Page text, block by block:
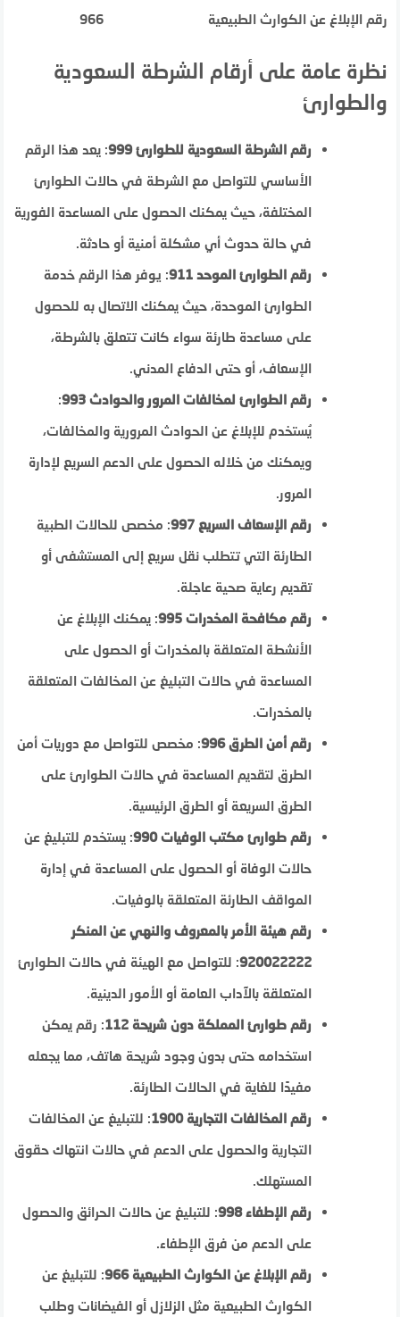
رقم الإبلاغ عن الكوارث الطبيعية 966
نظرة عامة على أرقام الشرطة السعودية
والطوارئ
رقم الشرطة السعودية للطوارئ 999
: يعد هذا الرقم
الأساسي للتواصل مع الشرطة في حالات الطوارئ
المختلفة، حيث يمكنك الحصول على المساعدة الفورية
في حالة حدوث أي مشكلة أمنية أو حادثة.
رقم الطوارئ الموحد 911
: يوفر هذا الرقم خدمة
الطوارئ الموحدة، حيث يمكنك الاتصال به للحصول
على مساعدة طارئة سواء كانت تتعلق بالشرطة،
الإسعاف، أو حتى الدفاع المدني.
رقم الطوارئ لمخالفات المرور والحوادث 993
:
يُستخدم للإبلاغ عن الحوادث المرورية والمخالفات،
ويمكنك من خلاله الحصول على الدعم السريع لإدارة
المرور.
رقم الإسعاف السريع 997
: مخصص للحالات الطبية
الطارئة التي تتطلب نقل سريع إلى المستشفى أو
تقديم رعاية صحية عاجلة.
رقم مكافحة المخدرات 995
: يمكنك الإبلاغ عن
الأنشطة المتعلقة بالمخدرات أو الحصول على
المساعدة في حالات التبليغ عن المخالفات المتعلقة
بالمخدرات.
رقم أمن الطرق 996
: مخصص للتواصل مع دوريات أمن
الطرق لتقديم المساعدة في حالات الطوارئ على
الطرق السريعة أو الطرق الرئيسية.
رقم طوارئ مكتب الوفيات 990
: يستخدم للتبليغ عن
حالات الوفاة أو الحصول على المساعدة في إدارة
المواقف الطارئة المتعلقة بالوفيات.
رقم هيئة الأمر بالمعروف والنهي عن المنكر
920022222: للتواصل مع الهيئة في حالات الطوارئ
المتعلقة بالآداب العامة أو الأمور الدينية.
رقم طوارئ المملكة دون شريحة 112
: رقم يمكن
استخدامه حتى بدون وجود شريحة هاتف، مما يجعله
مفيدًا للغاية في الحالات الطارئة.
رقم المخالفات التجارية 1900
: للتبليغ عن المخالفات
التجارية والحصول على الدعم في حالات انتهاك حقوق
المستهلك.
رقم الإطفاء 998
: للتبليغ عن حالات الحرائق والحصول
على الدعم من فرق الإطفاء.
رقم الإبلاغ عن الكوارث الطبيعية 966
: للتبليغ عن
الكوارث الطبيعية مثل الزلازل أو الفيضانات وطلب